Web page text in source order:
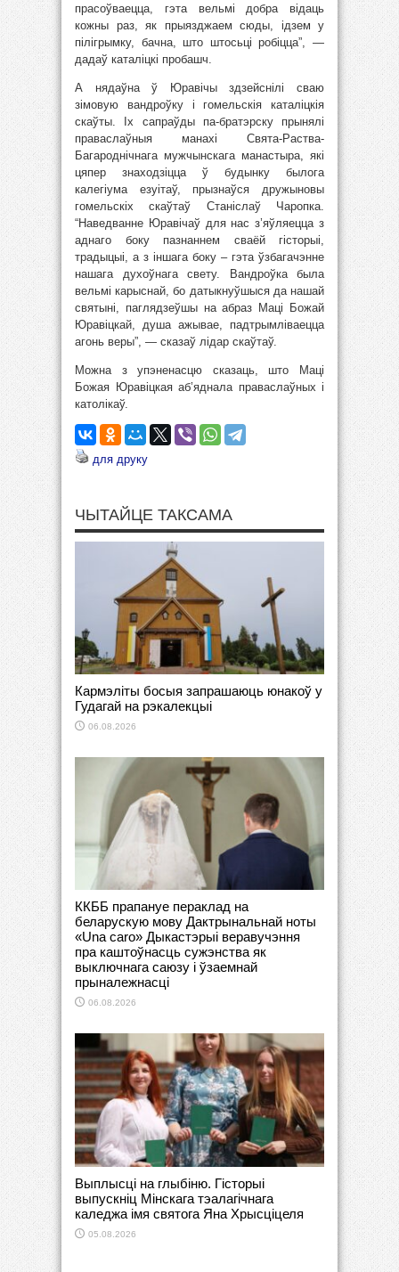
прасоўваецца, гэта вельмі добра відаць
кожны раз, як прыязджаем сюды, ідзем у
пілігрымку, бачна, што штосьці робіцца”, —
дадаў каталіцкі пробашч.
А нядаўна ў Юравічы здзейснілі сваю
зімовую вандроўку і гомельскія каталіцкія
скаўты. Іх сапраўды па-братэрску прынялі
праваслаўныя манахі Свята-Раства-
Багароднічнага мужчынскага манастыра, які
цяпер знаходзіцца ў будынку былога
калегіума езуітаў, прызнаўся дружыновы
гомельскіх скаўтаў Станіслаў Чаропка.
“Наведванне Юравічаў для нас з’яўляецца з
аднаго боку пазнаннем сваёй гісторыі,
традыцыі, а з іншага боку – гэта ўзбагачэнне
нашага духоўнага свету. Вандроўка была
вельмі карыснай, бо датыкнуўшыся да нашай
святыні, паглядзеўшы на абраз Маці Божай
Юравіцкай, душа ажывае, падтрымліваецца
агонь веры”, — сказаў лідар скаўтаў.
Можна з упэненасцю сказаць, што Маці
Божая Юравіцкая аб’яднала праваслаўных і
католікаў.
для друку
ЧЫТАЙЦЕ ТАКСАМА
Кармэліты босыя запрашаюць юнакоў у
Гудагай на рэкалекцыі
06.08.2026
ККББ прапануе пераклад на
беларускую мову Дактрынальнай ноты
«Una caro» Дыкастэрыі веравучэння
пра каштоўнасць сужэнства як
выключнага саюзу і ўзаемнай
прыналежнасці
06.08.2026
Выплысці на глыбіню. Гісторыі
выпускніц Мінскага тэалагічнага
каледжа імя святога Яна Хрысціцеля
05.08.2026